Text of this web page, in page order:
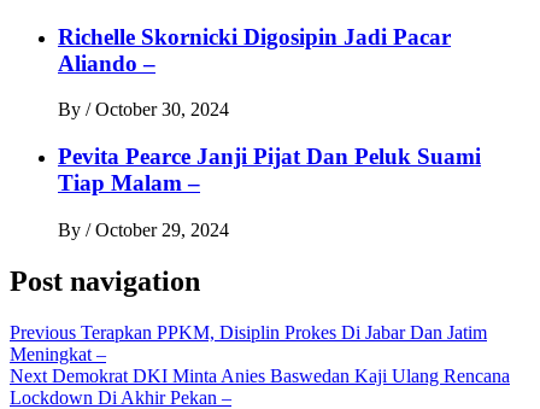
Richelle Skornicki Digosipin Jadi Pacar
Aliando –
By / October 30, 2024
Pevita Pearce Janji Pijat Dan Peluk Suami
Tiap Malam –
By / October 29, 2024
Post navigation
Previous Terapkan PPKM, Disiplin Prokes Di Jabar Dan Jatim
Meningkat –
Next Demokrat DKI Minta Anies Baswedan Kaji Ulang Rencana
Lockdown Di Akhir Pekan –